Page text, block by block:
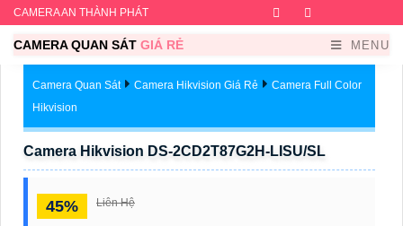
CAMERA AN THÀNH PHÁT Facebook
CAMERA QUAN SÁT GIÁ RẺ MENU
Camera Quan Sát Camera Hikvision Giá Rẻ
Camera Full Color
Hikvision
Camera Hikvision DS-2CD2T87G2H-LISU/SL
45% Liên Hệ